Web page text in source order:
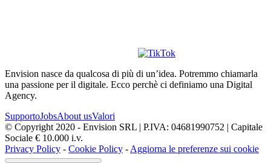
Envision nasce da qualcosa di più di un’idea. Potremmo chiamarla
una passione per il digitale. Ecco perchè ci definiamo una Digital
Agency.
SupportoJobsAbout usValori
© Copyright 2020 - Envision SRL | P.IVA: 04681990752 | Capitale
Sociale € 10.000 i.v.
Privacy Policy - Cookie Policy -Aggiorna le preferenze sui cookie